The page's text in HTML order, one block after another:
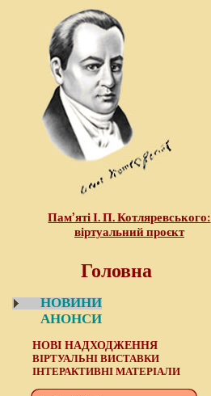
Пам’яті І. П. Котляревського:
віртуальний проєкт
Головна
НОВИНИ
АНОНСИ
НОВІ НАДХОДЖЕННЯ
ВІРТУАЛЬНІ ВИСТАВКИ
ІНТЕРАКТИВНІ МАТЕРІАЛИ